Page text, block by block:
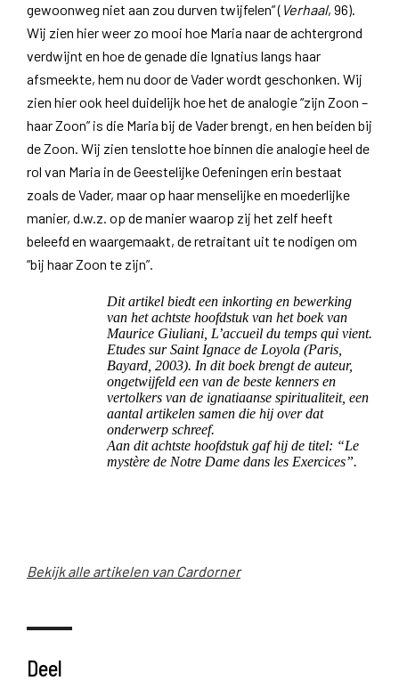
gewoonweg niet aan zou durven twijfelen” ( Verhaal, 96).
Wij zien hier weer zo mooi hoe Maria naar de achtergrond
verdwijnt en hoe de genade die Ignatius langs haar
afsmeekte, hem nu door de Vader wordt geschonken. Wij
zien hier ook heel duidelijk hoe het de analogie “zijn Zoon –
haar Zoon” is die Maria bij de Vader brengt, en hen beiden bij
de Zoon. Wij zien tenslotte hoe binnen die analogie heel de
rol van Maria in de Geestelijke Oefeningen erin bestaat
zoals de Vader, maar op haar menselijke en moederlijke
manier, d.w.z. op de manier waarop zij het zelf heeft
beleefd en waargemaakt, de retraitant uit te nodigen om
“bij haar Zoon te zijn”.
Dit artikel biedt een inkorting en bewerking
van het achtste hoofdstuk van het boek van
Maurice Giuliani, L’accueil du temps qui vient.
Etudes sur Saint Ignace de Loyola (Paris,
Bayard, 2003). In dit boek brengt de auteur,
ongetwijfeld een van de beste kenners en
vertolkers van de ignatiaanse spiritualiteit, een
aantal artikelen samen die hij over dat
onderwerp schreef.
Aan dit achtste hoofdstuk gaf hij de titel: “Le
mystère de Notre Dame dans les Exercices”.
Bekijk alle artikelen van Cardorner
Deel